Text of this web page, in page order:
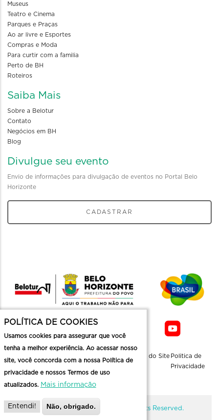
Museus
Teatro e Cinema
Parques e Praças
Ao ar livre e Esportes
Compras e Moda
Para curtir com a familia
Perto de BH
Roteiros
Saiba Mais
Sobre a Belotur
Contato
Negócios em BH
Blog
Divulgue seu evento
Envio de informações para divulgação de eventos no Portal Belo
Horizonte
CADASTRAR
Mapa do Site Politica de
Privacidade
@ Copyright Belotur 2026. All Rights Reserved.
POLÍTICA DE COOKIES
Usamos cookies para assegurar que você
tenha a melhor experiência. Ao acessar nosso
site, você concorda com a nossa Política de
privacidade e nossos Termos de uso
atualizados. Mais informação
Entendi! Não, obrigado.